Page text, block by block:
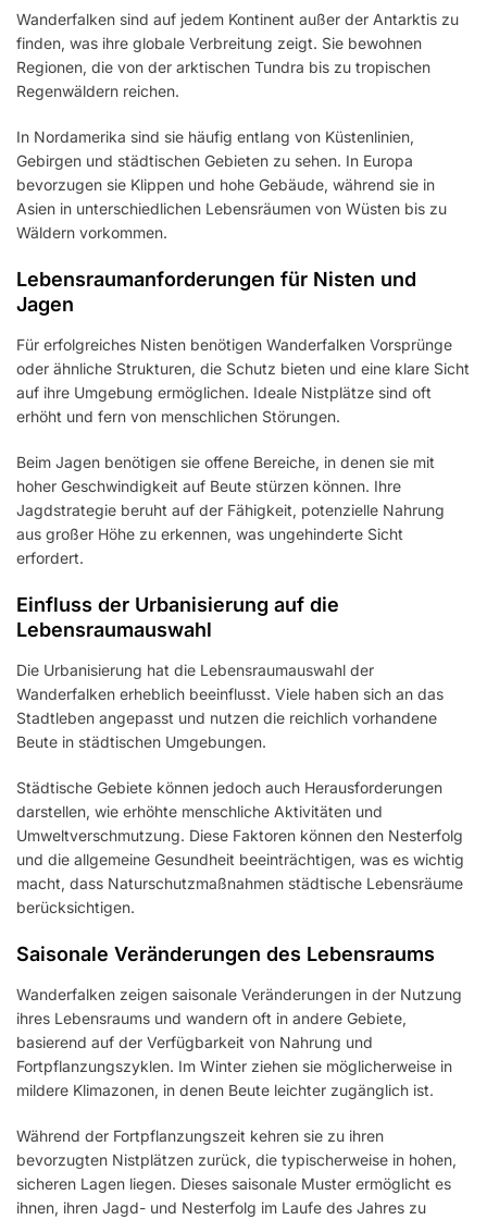
Wanderfalken sind auf jedem Kontinent außer der Antarktis zu
finden, was ihre globale Verbreitung zeigt. Sie bewohnen
Regionen, die von der arktischen Tundra bis zu tropischen
Regenwäldern reichen.
In Nordamerika sind sie häufig entlang von Küstenlinien,
Gebirgen und städtischen Gebieten zu sehen. In Europa
bevorzugen sie Klippen und hohe Gebäude, während sie in
Asien in unterschiedlichen Lebensräumen von Wüsten bis zu
Wäldern vorkommen.
Lebensraumanforderungen für Nisten und
Jagen
Für erfolgreiches Nisten benötigen Wanderfalken Vorsprünge
oder ähnliche Strukturen, die Schutz bieten und eine klare Sicht
auf ihre Umgebung ermöglichen. Ideale Nistplätze sind oft
erhöht und fern von menschlichen Störungen.
Beim Jagen benötigen sie offene Bereiche, in denen sie mit
hoher Geschwindigkeit auf Beute stürzen können. Ihre
Jagdstrategie beruht auf der Fähigkeit, potenzielle Nahrung
aus großer Höhe zu erkennen, was ungehinderte Sicht
erfordert.
Einfluss der Urbanisierung auf die
Lebensraumauswahl
Die Urbanisierung hat die Lebensraumauswahl der
Wanderfalken erheblich beeinflusst. Viele haben sich an das
Stadtleben angepasst und nutzen die reichlich vorhandene
Beute in städtischen Umgebungen.
Städtische Gebiete können jedoch auch Herausforderungen
darstellen, wie erhöhte menschliche Aktivitäten und
Umweltverschmutzung. Diese Faktoren können den Nesterfolg
und die allgemeine Gesundheit beeinträchtigen, was es wichtig
macht, dass Naturschutzmaßnahmen städtische Lebensräume
berücksichtigen.
Saisonale Veränderungen des Lebensraums
Wanderfalken zeigen saisonale Veränderungen in der Nutzung
ihres Lebensraums und wandern oft in andere Gebiete,
basierend auf der Verfügbarkeit von Nahrung und
Fortpflanzungszyklen. Im Winter ziehen sie möglicherweise in
mildere Klimazonen, in denen Beute leichter zugänglich ist.
Während der Fortpflanzungszeit kehren sie zu ihren
bevorzugten Nistplätzen zurück, die typischerweise in hohen,
sicheren Lagen liegen. Dieses saisonale Muster ermöglicht es
ihnen, ihren Jagd- und Nesterfolg im Laufe des Jahres zu